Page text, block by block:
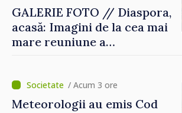
GALERIE FOTO // Diaspora,
acasă: Imagini de la cea mai
mare reuniune a
/ Acum 3 ore
Meteorologii au emis Cod